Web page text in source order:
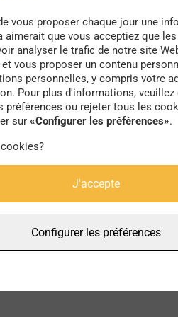
vous proposer chaque jour une
aimerait que vous acceptiez que
analyser le trafic de notre site
et vous proposer un contenu
personnelles, y compris votre
Pour plus d'informations,
préférences ou rejeter tous les
sur «Configurer les préférences».
J'accepte
Configurer les préférences